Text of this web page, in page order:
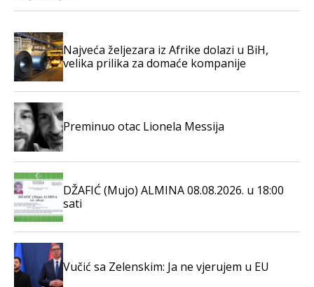
Najveća željezara iz Afrike dolazi u BiH,
velika prilika za domaće kompanije
Preminuo otac Lionela Messija
DŽAFIĆ (Mujo) ALMINA 08.08.2026. u 18:00
sati
Vučić sa Zelenskim: Ja ne vjerujem u EU